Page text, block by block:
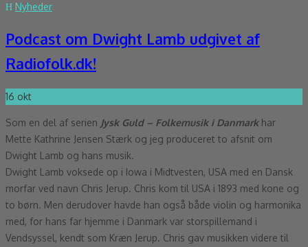
Nyheder
Podcast om Dwight Lamb udgivet af
Radiofolk.dk!
16 okt
Som en del af serien Jysk Guld – Folkemusik i Danmarkhar
Mette Kathrine Jensen Stærk og jeg produceret to afsnit om
Dwight Lamb og hans musik.
Dwight Lamb voksede op i Iowa i Midtvesten, USA med en Dansk
morfar ved navn Chris Jerup. Chris kom til USA i 1893 med kone og
to børn. Men derudover havde han også både violin og harmonika
med, for hans far hjemme i Danmark var storspillemand i
Vendsyssel, kendt som Kræn Jerup. Chris gav musikken videre til